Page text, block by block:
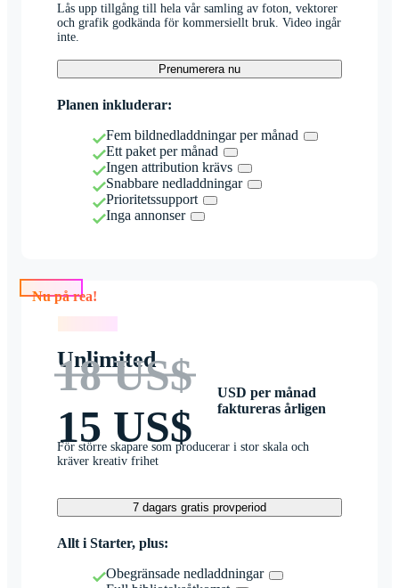
Lås upp tillgång till hela vår samling av foton, vektorer
och grafik godkända för kommersiellt bruk. Video ingår
inte.
Prenumerera nu
Planen inkluderar:
Fem bildnedladdningar per månad
Ett paket per månad
Ingen attribution krävs
Snabbare nedladdningar
Prioritetssupport
Inga annonser
Nu på rea!
Unlimited
18 US$
15 US$
USD per månad
faktureras årligen
För större skapare som producerar i stor skala och
kräver kreativ frihet
7 dagars gratis provperiod
Allt i Starter, plus:
Obegränsade nedladdningar